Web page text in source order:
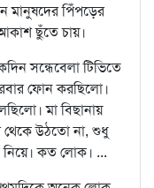
মানুষদের পিঁপড়ের
ছুঁতে চায়।
সন্ধেবেলা টিভিতে
ফোন করছিলো।
মা বিছানায়
থেকে উঠতো না, শুধু
কত লোক। ...